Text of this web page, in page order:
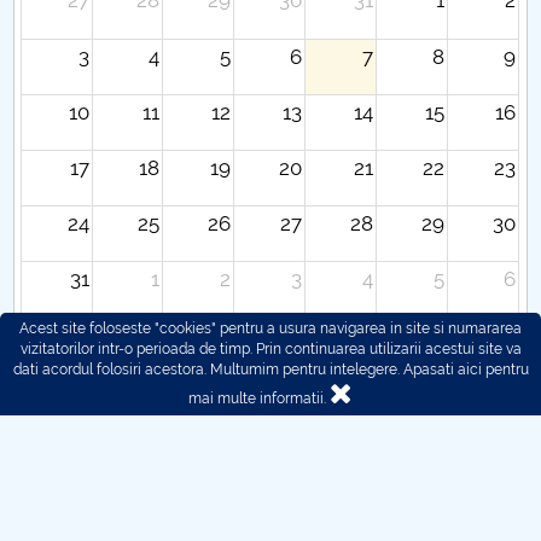
3 4 5 6 7 8 9
10 11 12 13 14 15 16
17 18 19 20 21 22 23
24 25 26 27 28 29 30
31 1 2 3 4 5 6
Acest site foloseste "cookies" pentru a usura navigarea in site si numararea
vizitatorilor intr-o perioada de timp. Prin continuarea utilizarii acestui site va
dati acordul folosiri acestora. Multumim pentru intelegere. Apasati aici pentru
mai multe informatii.